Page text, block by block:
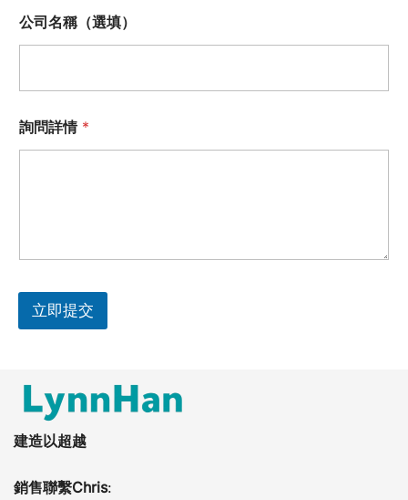
公司名稱（選填）
詢問詳情 *
立即提交
建造以超越
銷售聯繫Chris: